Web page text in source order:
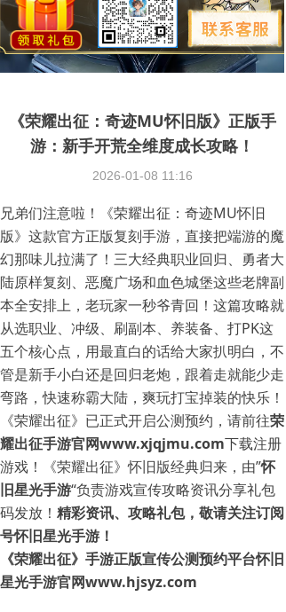
《荣耀出征：奇迹MU怀旧版》正版手
游：新手开荒全维度成长攻略！
2026-01-08 11:16
兄弟们注意啦！《荣耀出征：奇迹MU怀旧
版》这款官方正版复刻手游，直接把端游的魔
幻那味儿拉满了！三大经典职业回归、勇者大
陆原样复刻、恶魔广场和血色城堡这些老牌副
本全安排上，老玩家一秒爷青回！这篇攻略就
从选职业、冲级、刷副本、养装备、打PK这
五个核心点，用最直白的话给大家扒明白，不
管是新手小白还是回归老炮，跟着走就能少走
弯路，快速称霸大陆，爽玩打宝掉装的快乐！
《荣耀出征》已正式开启公测预约，请前往荣
耀出征手游官网www.xjqjmu.com下载注册
游戏！《荣耀出征》怀旧版经典归来，由”怀
旧星光手游“负责游戏宣传攻略资讯分享礼包
码发放！ 精彩资讯、攻略礼包，敬请关注订阅
号怀旧星光手游！
《荣耀出征》手游正版宣传公测预约平台怀旧
星光手游官网www.hjsyz.com